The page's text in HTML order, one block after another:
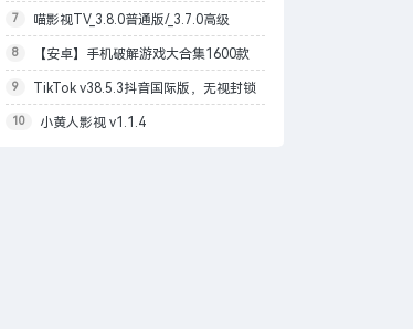
装版）
7 喵影视TV_3.8.0普通版/_3.7.0高级
版/4.X低版本完美适配/内置源/4K超清
8 【安卓】手机破解游戏大合集1600款
自购分享
9 TikTok v38.5.3抖音国际版，无视封锁
和下载限制，免拔卡[1月27更新]
10 小黄人影视 v1.1.4